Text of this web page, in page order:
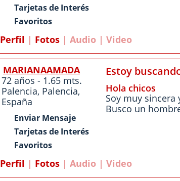
Tarjetas de Interés
Favoritos
Perfil | Fotos | Audio | Video
MARIANAAMADA
72 años - 1.65 mts.
Palencia, Palencia,
España
Enviar Mensaje
Tarjetas de Interés
Favoritos
Estoy
Hola chicos
Soy muy
Busco un
Perfil | Fotos | Audio | Video